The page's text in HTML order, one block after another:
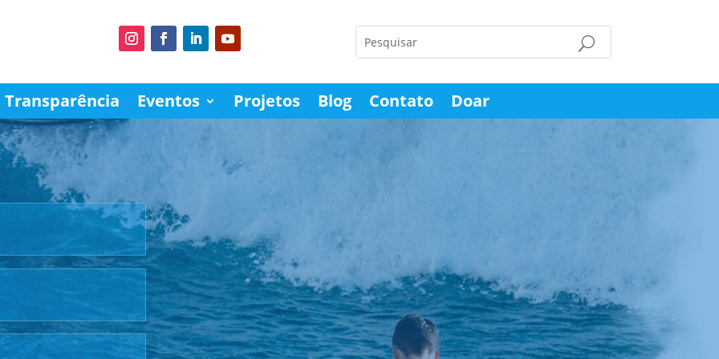
Transparência Eventos Projetos Blog Contato Doar